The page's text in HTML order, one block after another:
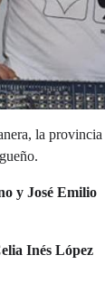
la provincia
y José Emilio
Inés López